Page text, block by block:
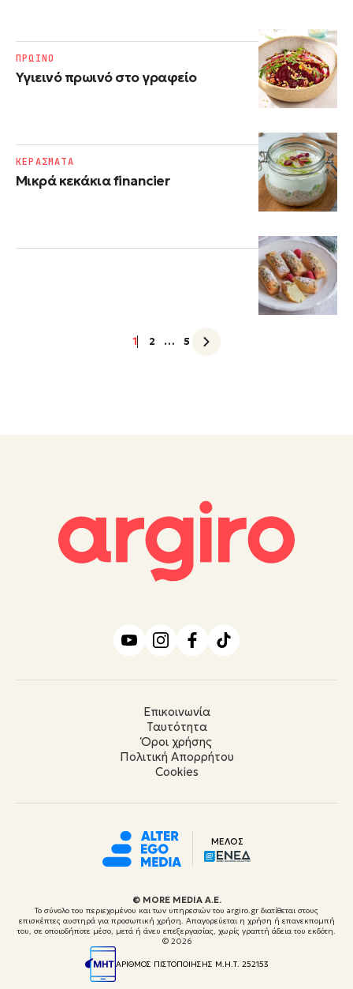
Υγιεινό πρωινό στο γραφείο
ΠΡΩΙΝΟ
Μικρά κεκάκια financier
ΚΕΡΑΣΜΑΤΑ
1 2 … 5
Επικοινωνία
Ταυτότητα
Όροι χρήσης
Πολιτική Απορρήτου
Cookies
ΜΕΛΟΣ
© ΜORE MEDIA Α.Ε.
Το σύνολο του περιεχομένου και των υπηρεσιών του argiro.gr διατίθεται στους
επισκέπτες αυστηρά για προσωπική χρήση. Απαγορεύεται η χρήση ή επανεκπομπή
του, σε οποιοδήποτε μέσο, μετά ή άνευ επεξεργασίας, χωρίς γραπτή άδεια του εκδότη.
© 2026
ΑΡΙΘΜΟΣ ΠΙΣΤΟΠΟΙΗΣΗΣ Μ.Η.Τ. 252153